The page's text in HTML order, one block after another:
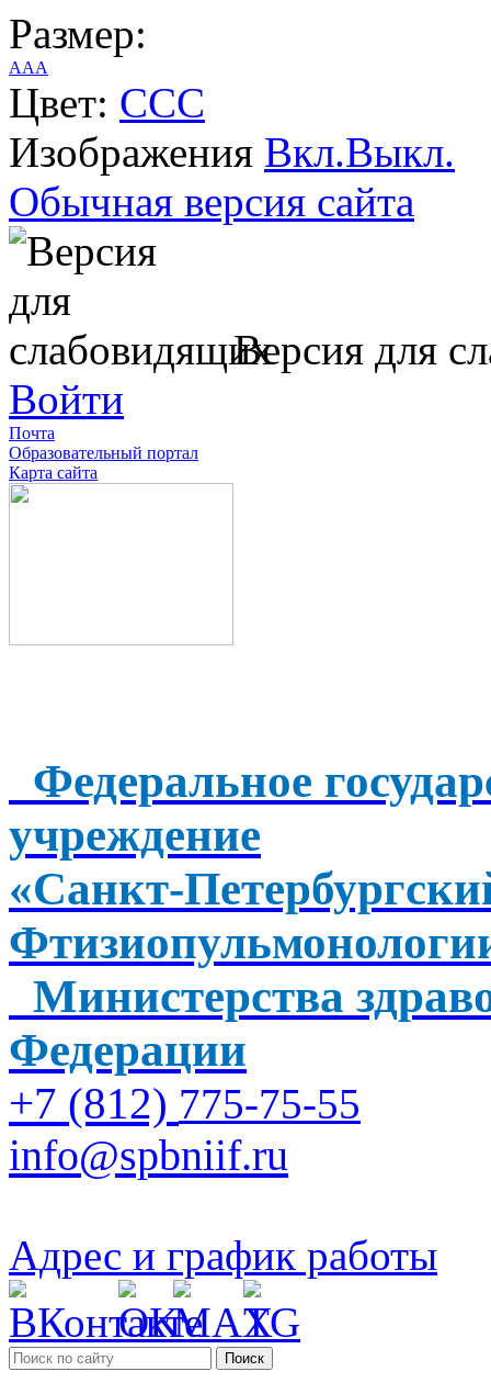
Размер:
AAA
Цвет: CCC
Изображения Вкл.Выкл.
Обычная версия сайта
Версия для
Войти
Почта
Образовательный портал
Карта сайта
Федеральное
учреждение
«Санкт-
Министерства
Федерации
+7 (812) 775-75-55
info@spbniif.ru
Адрес и график работы
Поиск